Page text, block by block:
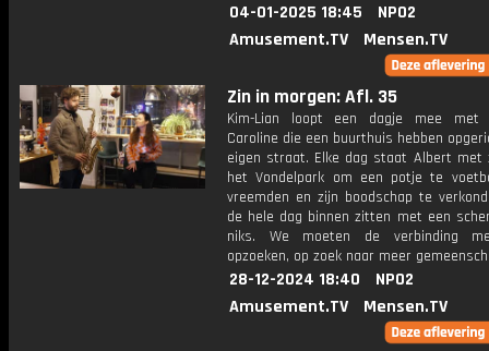
04-01-2025 18:45
NPO2
Amusement.TV
Mensen.TV
Zin in morgen: Afl. 35
Kim-Lian loopt een dagje mee met
Caroline die een buurthuis hebben
eigen straat. Elke dag staat Albert met
het Vondelpark om een potje te
vreemden en zijn boodschap te
de hele dag binnen zitten met een
niks. We moeten de verbinding
opzoeken, op zoek naar meer
28-12-2024 18:40
NPO2
Amusement.TV
Mensen.TV